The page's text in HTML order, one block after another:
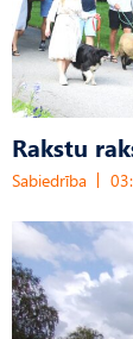
Rakstu
Sabiedrība